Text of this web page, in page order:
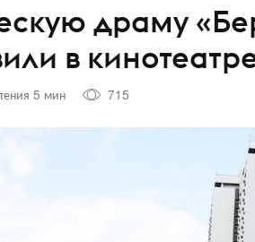
драму
в
5 мин 715